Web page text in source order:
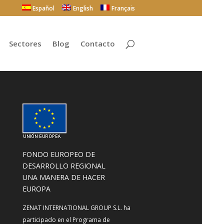
Español English Français
Sectores Blog Contacto
FONDO EUROPEO DE
DESARROLLO REGIONAL
UNA MANERA DE HACER
EUROPA
ZENAT INTERNATIONAL GROUP S.L. ha
participado en el Programa de